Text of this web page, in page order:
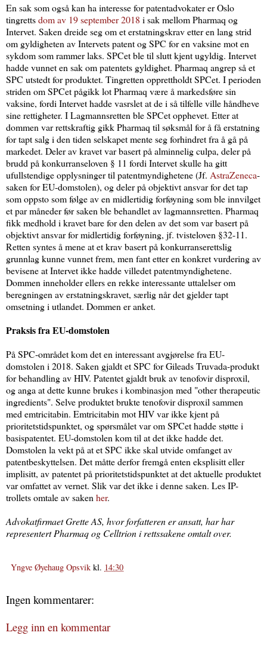
En sak som også kan ha interesse for patentadvokater er Oslo
tingrettsdom av 19 september 2018 i sak mellom Pharmaq og
Intervet. Saken dreide seg om et erstatningskrav etter en lang strid
om gyldigheten av Intervets patent og SPC for en vaksine mot en
sykdom som rammer laks. SPCet ble til slutt kjent ugyldig. Intervet
hadde vunnet en sak om patentets gyldighet. Pharmaq angrep så et
SPC utstedt for produktet. Tingretten opprettholdt SPCet. I perioden
striden om SPCet pågikk lot Pharmaq være å markedsføre sin
vaksine, fordi Intervet hadde vasrslet at de i så tilfelle ville håndheve
sine rettigheter. I Lagmannsretten ble SPCet opphevet. Etter at
dommen var rettskraftig gikk Pharmaq til søksmål for å få erstatning
for tapt salg i den tiden selskapet mente seg forhindret fra å gå på
markedet. Deler av kravet var basert på alminnelig culpa, deler på
brudd på konkurranseloven § 11 fordi Intervet skulle ha gitt
ufullstendige opplysninger til patentmyndighetene (Jf. AstraZeneca-
saken for EU-domstolen), og deler på objektivt ansvar for det tap
som oppsto som følge av en midlertidig forføyning som ble innvilget
et par måneder før saken ble behandlet av lagmannsretten. Pharmaq
fikk medhold i kravet bare for den delen av det som var basert på
objektivt ansvar for midlertidig forføyning, jf. tvisteloven §32-11.
Retten syntes å mene at et krav basert på konkurranserettslig
grunnlag kunne vunnet frem, men fant etter en konkret vurdering av
bevisene at Intervet ikke hadde villedet patentmyndighetene.
Dommen inneholder ellers en rekke interessante uttalelser om
beregningen av erstatningskravet, særlig når det gjelder tapt
omsetning i utlandet. Dommen er anket.
Praksis fra EU-domstolen
På SPC-området kom det en interessant avgjørelse fra EU-
domstolen i 2018. Saken gjaldt et SPC for Gileads Truvada-produkt
for behandling av HIV. Patentet gjaldt bruk av tenofovir disproxil,
og anga at dette kunne brukes i kombinasjon med "other therapeutic
ingredients". Selve produktet brukte tenofovir disproxil sammen
med emtricitabin. Emtricitabin mot HIV var ikke kjent på
prioritetstidspunktet, og spørsmålet var om SPCet hadde støtte i
basispatentet. EU-domstolen kom til at det ikke hadde det.
Domstolen la vekt på at et SPC ikke skal utvide omfanget av
patentbeskyttelsen. Det måtte derfor fremgå enten eksplisitt eller
implisitt, av patentet på prioritetstidspunktet at det aktuelle produktet
var omfattet av vernet. Slik var det ikke i denne saken. Les IP-
trollets omtale av saken her.
Advokatfirmaet Grette AS, hvor forfatteren er ansatt, har har
representert Pharmaq og Celltrion i rettssakene omtalt over.
Yngve Øyehaug Opsvik kl. 14:30
Ingen kommentarer:
Legg inn en kommentar